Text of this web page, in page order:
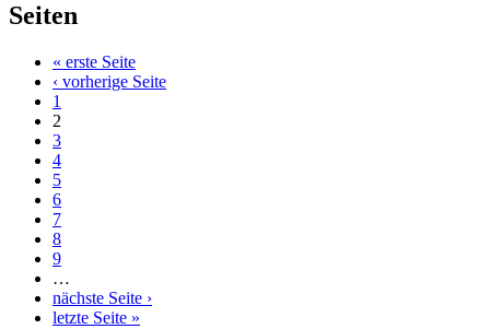
Seiten
« erste Seite
‹ vorherige Seite
1
2
3
4
5
6
7
8
9
…
nächste Seite ›
letzte Seite »